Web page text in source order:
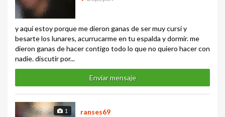
y aquí estoy porque me dieron ganas de ser muy cursi y
besarte los lunares, acurrucarme en tu espalda y dormir. me
dieron ganas de hacer contigo todo lo que no quiero hacer con
nadie. discutir por...
Enviar mensaje
1
ranses69